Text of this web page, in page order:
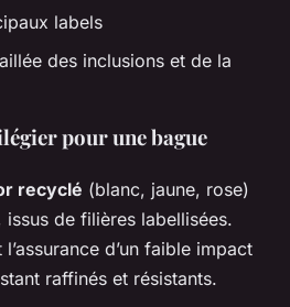
labels
des inclusions et de la
pour une bague
recyclé (blanc, jaune, rose)
issus de filières labellisées.
d’un faible impact
raffinés et résistants.